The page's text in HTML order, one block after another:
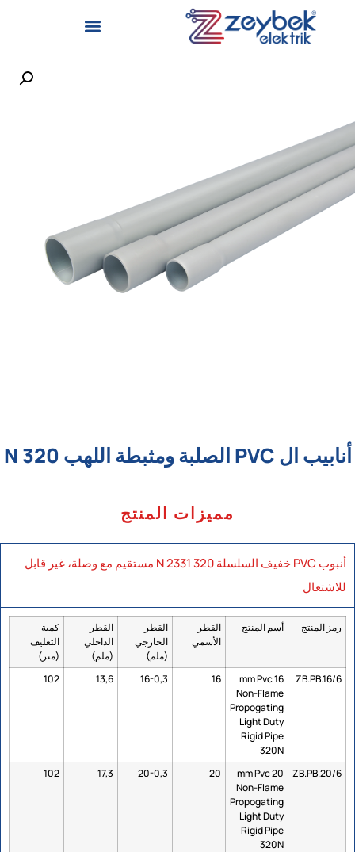
أنابيب ال PVC الصلبة ومثبطة اللهب 320 N
مميزات المنتج
أنبوب PVC خفيف السلسلة 320 N 2331 مستقيم مع وصلة، غير قابل
للاشتعال
رمز المنتج أسم المنتج
القطر
الأسمي
القطر
الخارجي
(ملم)
القطر
الداخلي
(ملم)
كمية
التغليف
(متر)
ZB.PB.16/6
16 mm Pvc
Non-Flame
Propogating
Light Duty
Rigid Pipe
320N
16
16-0,3
13,6
102
ZB.PB.20/6
20 mm Pvc
Non-Flame
Propogating
Light Duty
Rigid Pipe
320N
20
20-0,3
17,3
102